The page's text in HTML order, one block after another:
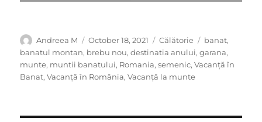
Author
Andreea M
Posted
on
October 18, 2021 Categories
Călătorie Tags
banat,
banatul montan, brebu nou,destinatia anului,garana,
munte, muntii banatului, Romania,semenic,Vacanță în
Banat,Vacanță în România,Vacanță la munte